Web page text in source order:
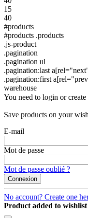
15
40
#products
#products .products
.js-product
.pagination
.pagination ul
.pagination:last
.pagination:first
warehouse
You need to login or create
Save products on your
E-mail
Mot de passe
Mot de passe oublié ?
Connexion
No account? Create one
Product added to wishlist